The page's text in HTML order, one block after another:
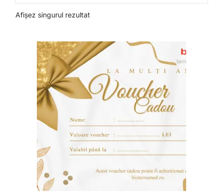
Afișez singurul rezultat